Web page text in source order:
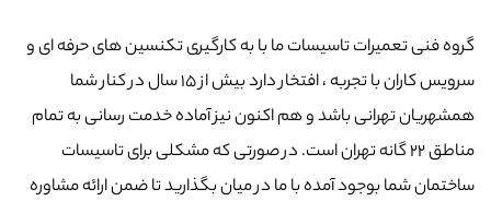
گروه فنی تعمیرات تاسیسات ما با به‌ کارگیری تکنسین های حرفه ای و
سرویس کاران با تجربه ، افتخار دارد بیش از ۱۵ سال در کنار شما
همشهریان تهرانی باشد و هم اکنون نیز آماده خدمت رسانی به تمام
مناطق ۲۲ گانه تهران است. در صورتی که مشکلی برای تاسیسات
ساختمان شما بوجود آمده با ما در میان بگذارید تا ضمن ارائه مشاوره